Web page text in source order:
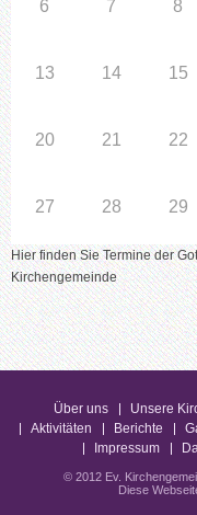
6 7 8
13 14 15
20 21 22
27 28 29
Hier finden Sie Termine der
Kirchengemeinde
Über uns Unsere
Aktivitäten
Berichte
Impressum
© 2012 Ev.
Diese